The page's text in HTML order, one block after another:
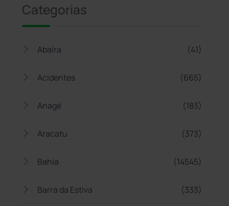
Categorias
Abaíra (41)
Acidentes (665)
Anagé (183)
Aracatu (373)
Bahia (14545)
Barra da Estiva (333)